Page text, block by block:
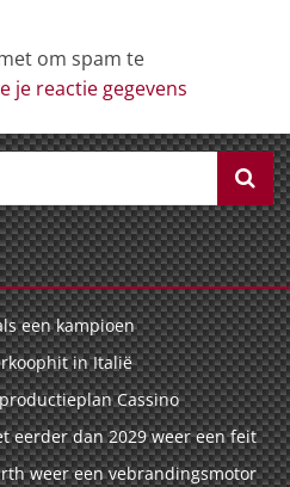
om spam te
je reactie gegevens
een kampioen
in Italië
Cassino
eerder dan 2029 weer een feit
weer een vebrandingsmotor